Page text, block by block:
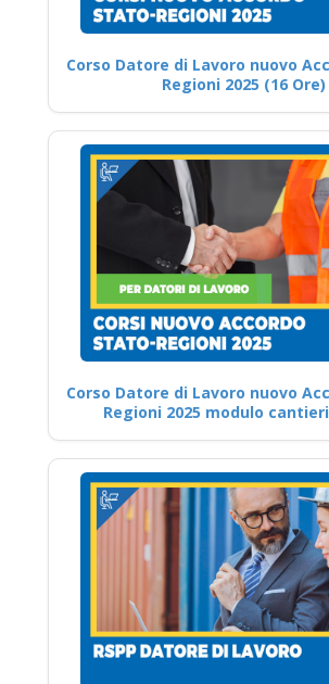
Corso Datore di Lavoro nuovo
Regioni 2025 (16 Ore)
Corso Datore di Lavoro nuovo
Regioni 2025 modulo